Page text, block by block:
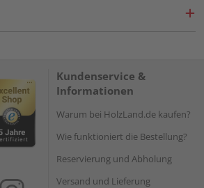
Kundenservice &
Informationen
Warum bei HolzLand.de kaufen?
Wie funktioniert die Bestellung?
Reservierung und Abholung
Versand und Lieferung